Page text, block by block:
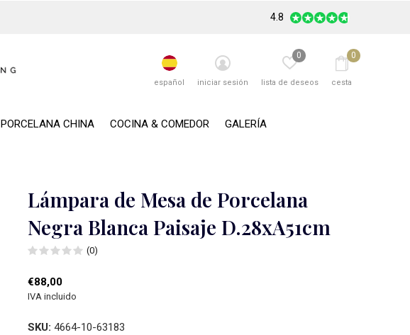
PORCELANA CHINA COCINA & COMEDOR GALERÍA
español iniciar sesión lista de deseos
0
cesta
0
4.8
Lámpara de Mesa de Porcelana
Negra Blanca Paisaje D.28xA51cm
(0)
€88,00
IVA incluido
SKU: 4664-10-63183